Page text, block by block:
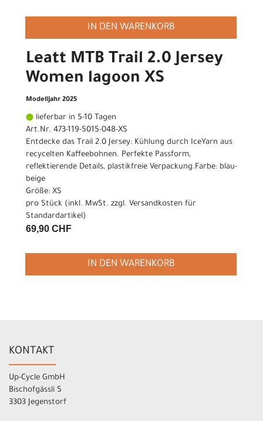
IN DEN WARENKORB
Leatt MTB Trail 2.0 Jersey
Women lagoon XS
Modelljahr 2025
lieferbar in 5-10 Tagen
Art.Nr. 473-119-5015-048-XS
Entdecke das Trail 2.0 Jersey: Kühlung durch IceYarn aus
recycelten Kaffeebohnen. Perfekte Passform,
reflektierende Details, plastikfreie Verpackung.Farbe: blau-
beige
Größe: XS
pro Stück (inkl. MwSt. zzgl. Versandkosten für
Standardartikel)
69,90 CHF
IN DEN WARENKORB
KONTAKT
Up-Cycle GmbH
Bischofgässli 5
3303 Jegenstorf